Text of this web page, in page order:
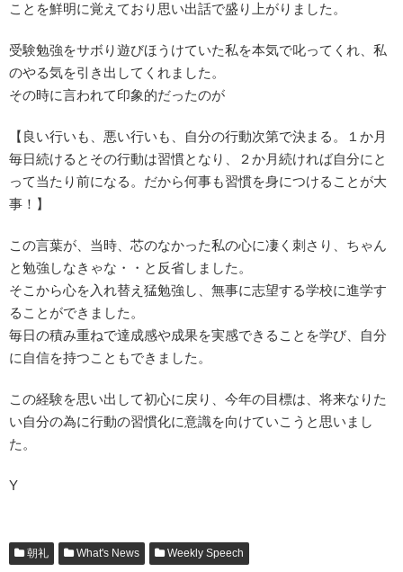
ことを鮮明に覚えており思い出話で盛り上がりました。
受験勉強をサボり遊びほうけていた私を本気で叱ってくれ、私
のやる気を引き出してくれました。
その時に言われて印象的だったのが
【良い行いも、悪い行いも、自分の行動次第で決まる。１か月
毎日続けるとその行動は習慣となり、２か月続ければ自分にと
って当たり前になる。だから何事も習慣を身につけることが大
事！】
この言葉が、当時、芯のなかった私の心に凄く刺さり、ちゃん
と勉強しなきゃな・・と反省しました。
そこから心を入れ替え猛勉強し、無事に志望する学校に進学す
ることができました。
毎日の積み重ねで達成感や成果を実感できることを学び、自分
に自信を持つこともできました。
この経験を思い出して初心に戻り、今年の目標は、将来なりた
い自分の為に行動の習慣化に意識を向けていこうと思いまし
た。
Y
朝礼 What's News Weekly Speech